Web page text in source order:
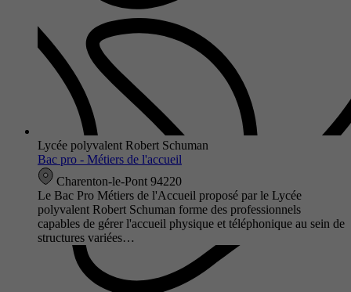
Lycée polyvalent Robert Schuman
Bac pro - Métiers de l'accueil
Charenton-le-Pont 94220
Le Bac Pro Métiers de l'Accueil proposé par le Lycée
polyvalent Robert Schuman forme des professionnels
capables de gérer l'accueil physique et téléphonique au sein de
structures variées…